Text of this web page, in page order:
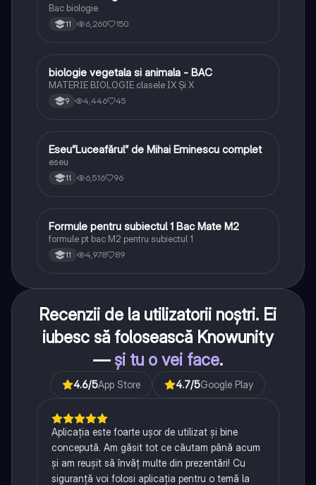
Bac biologie
11 6,260 150
Biologie
biologie vegetala si animala - BAC
MATERIE BIOLOGIE clasele IX Şi X
9 4,446 45
Limba și literatura română
Eseu”Luceafărul” de Mihai Eminescu complet
eseu
11 6,516 96
Matematică
Formule pentru subiectul 1 Bac Mate M2
formule pt bac M2 pentru subiectul 1
11 4,978 89
Recenzii de la utilizatorii noștri. Ei
iubesc să folosească Knowunity
— și tu o vei face.
4.6/5App Store 4.7/5Google Play
Aplicația este foarte ușor de utilizat și bine
concepută. Am găsit tot ce căutam până acum
și am reușit să învăț multe din prezentări! Cu
siguranță voi folosi aplicația pentru o temă la